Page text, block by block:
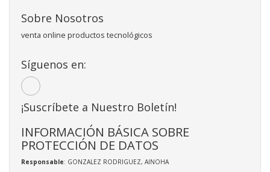
Sobre Nosotros
venta online productos tecnológicos
Síguenos en:
¡Suscríbete a Nuestro Boletín!
INFORMACIÓN BÁSICA SOBRE
PROTECCIÓN DE DATOS
Responsable: GONZALEZ RODRIGUEZ, AINOHA